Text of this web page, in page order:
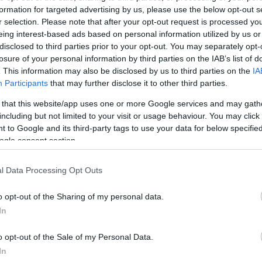
for targeted advertising by us, please use the below opt-out
selection. Please note that after your opt-out request is processed
interest-based ads based on personal information utilized by us
to third parties prior to your opt-out. You may separately
of your personal information by third parties on the IAB’s list of
This information may also be disclosed by us to third parties on the
Participants that may further disclose it to other third parties.
that this website/app uses one or more Google services and may
but not limited to your visit or usage behaviour. You may
to Google and its third-party tags to use your data for below
consent section.
Data Processing Opt Outs
opt-out of the Sharing of my personal data.
opt-out of the Sale of my Personal Data.
από κάθε αμφιβολία, ότι το
της στιγμής. Από το
make up artist Nina Park
«boy blush» look που είδαμε
2026, η γοητεία των soft-
ως το μεγαλύτερο
make up look με τη
να το έχουν ήδη υιοθετήσει.
blush με απαλές,
απαλά στο δέρμα.